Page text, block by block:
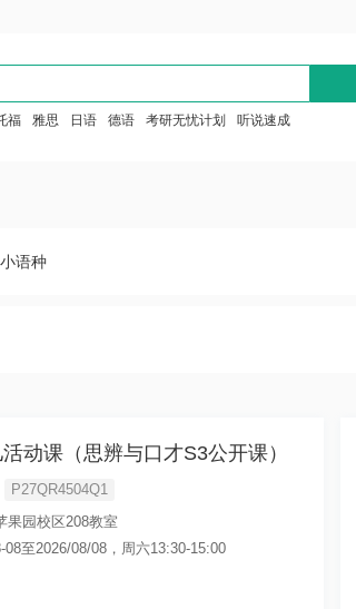
福 雅思 日语 德语 考研无忧计划 听说速成
小语种
动课（思辨与口才S3公开课）
P27QR4504Q1
果园校区208教室
08至2026/08/08 ， 周六13:30-15:00